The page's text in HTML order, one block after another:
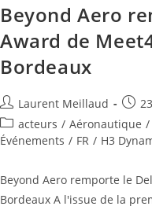
Beyond Aero
Award de
Bordeaux
Laurent Meillaud
acteurs / Aéronautique /
Événements / FR / H3
Beyond Aero remporte le
Bordeaux A l'issue de la